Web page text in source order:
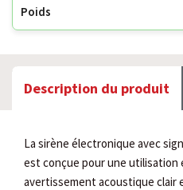
Poids
Description du produit
La sirène électronique avec
est conçue pour une utilisation
avertissement acoustique clair